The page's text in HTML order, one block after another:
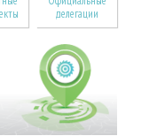
делегации